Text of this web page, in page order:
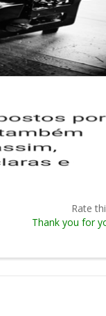
Rate
Thank you for